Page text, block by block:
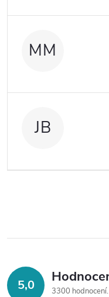
MM
JB
5,0
3300 hodnocení